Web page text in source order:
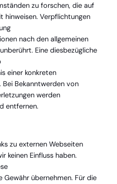
zu forschen, die auf
hinweisen. Verpflichtungen
nach den allgemeinen
Eine diesbezügliche
einer konkreten
Bekanntwerden von
werden
entfernen.
zu externen Webseiten
keinen Einfluss haben.
Gewähr übernehmen. Für die